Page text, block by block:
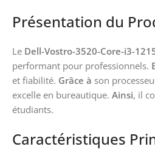
Présentation du
Le Dell-Vostro-3520-Core-i3-
performant pour professionnels.
et fiabilité. Grâce à son
excelle en bureautique. Ainsi, il
étudiants.
Caractéristiques